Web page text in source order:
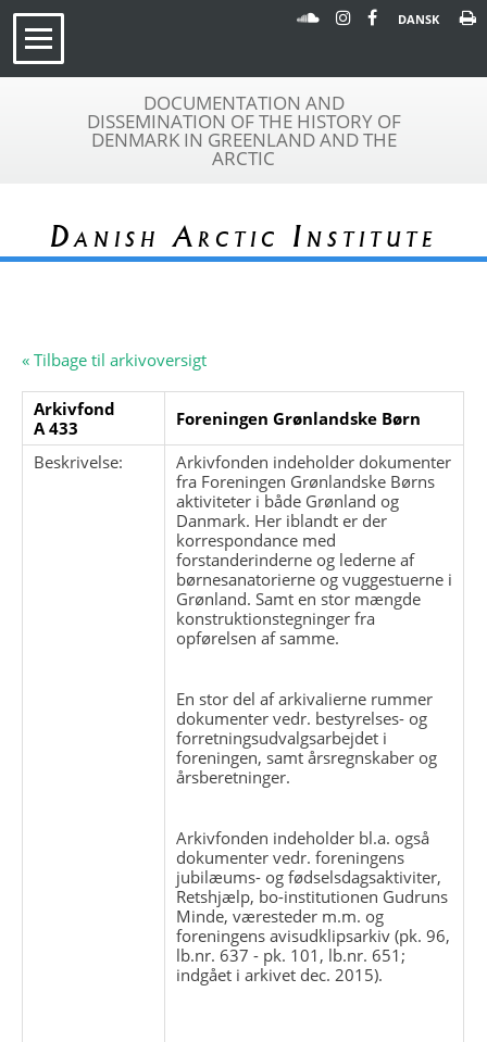
DANSK
DOCUMENTATION AND
DISSEMINATION OF THE HISTORY OF
DENMARK IN GREENLAND AND THE
ARCTIC
Danish Arctic Institute
« Tilbage til arkivoversigt
Arkivfond
A 433
Foreningen Grønlandske Børn
Beskrivelse:
Arkivfonden indeholder dokumenter
fra Foreningen Grønlandske Børns
aktiviteter i både Grønland og
Danmark. Her iblandt er der
korrespondance med
forstanderinderne og lederne af
børnesanatorierne og vuggestuerne i
Grønland. Samt en stor mængde
konstruktionstegninger fra
opførelsen af samme.
En stor del af arkivalierne rummer
dokumenter vedr. bestyrelses- og
forretningsudvalgsarbejdet i
foreningen, samt årsregnskaber og
årsberetninger.
Arkivfonden indeholder bl.a. også
dokumenter vedr. foreningens
jubilæums- og fødselsdagsaktiviter,
Retshjælp, bo-institutionen Gudruns
Minde, væresteder m.m. og
foreningens avisudklipsarkiv (pk. 96,
lb.nr. 637 - pk. 101, lb.nr. 651;
indgået i arkivet dec. 2015).